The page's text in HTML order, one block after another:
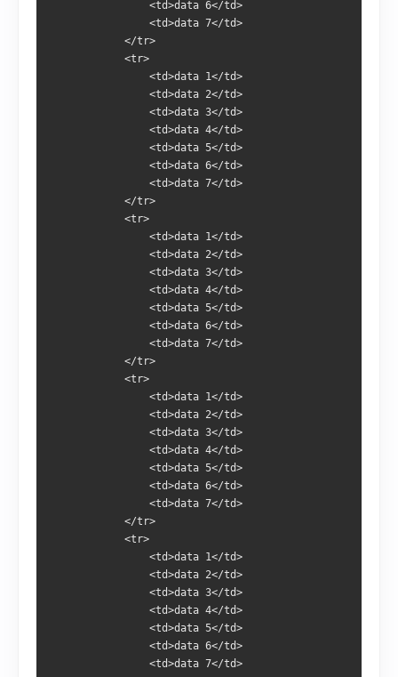
                <td>data 6</td>
                <td>data 7</td>
            </tr>
            <tr>
                <td>data 1</td>
                <td>data 2</td>
                <td>data 3</td>
                <td>data 4</td>
                <td>data 5</td>
                <td>data 6</td>
                <td>data 7</td>
            </tr>
            <tr>
                <td>data 1</td>
                <td>data 2</td>
                <td>data 3</td>
                <td>data 4</td>
                <td>data 5</td>
                <td>data 6</td>
                <td>data 7</td>
            </tr>
            <tr>
                <td>data 1</td>
                <td>data 2</td>
                <td>data 3</td>
                <td>data 4</td>
                <td>data 5</td>
                <td>data 6</td>
                <td>data 7</td>
            </tr>
            <tr>
                <td>data 1</td>
                <td>data 2</td>
                <td>data 3</td>
                <td>data 4</td>
                <td>data 5</td>
                <td>data 6</td>
                <td>data 7</td>